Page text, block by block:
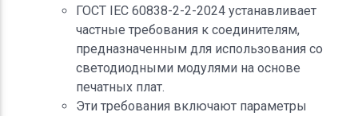
ГОСТ IEC 60838-2-2-2024 устанавливает
частные требования к соединителям,
предназначенным для использования со
светодиодными модулями на основе
печатных плат.
Эти требования включают параметры